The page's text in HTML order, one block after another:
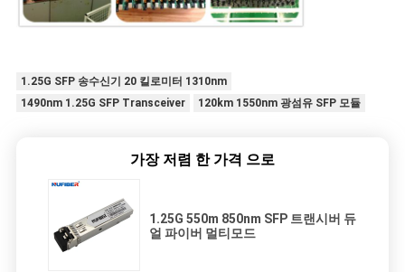
1.25G SFP 송수신기 20 킬로미터 1310nm
1490nm 1.25G SFP Transceiver
120km 1550nm 광섬유 SFP 모듈
가장 저렴 한 가격 으로
1.25G 550m 850nm SFP 트랜시버 듀
얼 파이버 멀티모드